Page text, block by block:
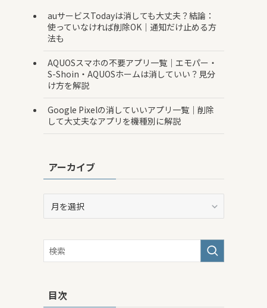
auサービスTodayは消しても大丈夫？結論：
使っていなければ削除OK｜通知だけ止める方
法も
AQUOSスマホの不要アプリ一覧｜エモパー・
S-Shoin・AQUOSホームは消していい？見分
け方を解説
Google Pixelの消していいアプリ一覧｜削除
して大丈夫なアプリを機種別に解説
アーカイブ
イ
ブ
目次